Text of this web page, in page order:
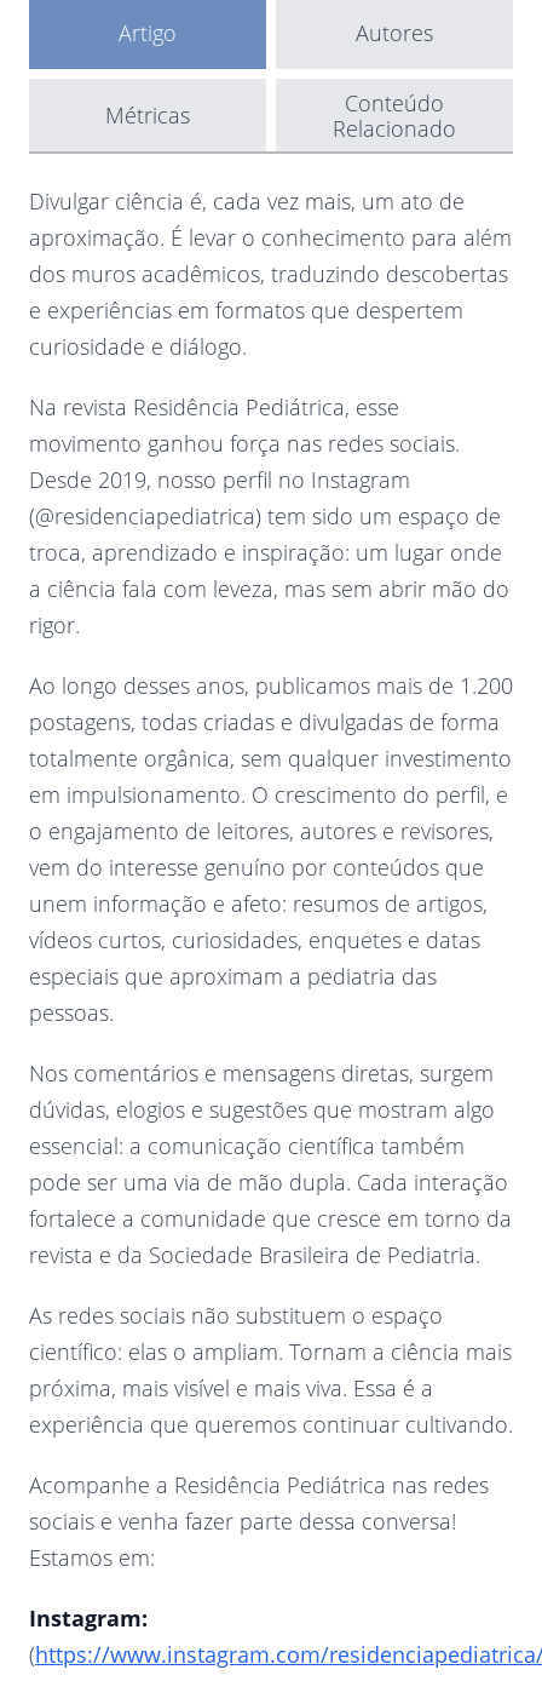
Artigo Autores
Métricas
Conteúdo
Relacionado
Divulgar ciência é, cada vez mais, um ato de
aproximação. É levar o conhecimento para além
dos muros acadêmicos, traduzindo descobertas
e experiências em formatos que despertem
curiosidade e diálogo.
Na revista Residência Pediátrica, esse
movimento ganhou força nas redes sociais.
Desde 2019, nosso perfil no Instagram
(@residenciapediatrica) tem sido um espaço de
troca, aprendizado e inspiração: um lugar onde
a ciência fala com leveza, mas sem abrir mão do
rigor.
Ao longo desses anos, publicamos mais de 1.200
postagens, todas criadas e divulgadas de forma
totalmente orgânica, sem qualquer investimento
em impulsionamento. O crescimento do perfil, e
o engajamento de leitores, autores e revisores,
vem do interesse genuíno por conteúdos que
unem informação e afeto: resumos de artigos,
vídeos curtos, curiosidades, enquetes e datas
especiais que aproximam a pediatria das
pessoas.
Nos comentários e mensagens diretas, surgem
dúvidas, elogios e sugestões que mostram algo
essencial: a comunicação científica também
pode ser uma via de mão dupla. Cada interação
fortalece a comunidade que cresce em torno da
revista e da Sociedade Brasileira de Pediatria.
As redes sociais não substituem o espaço
científico: elas o ampliam. Tornam a ciência mais
próxima, mais visível e mais viva. Essa é a
experiência que queremos continuar cultivando.
Acompanhe a Residência Pediátrica nas redes
sociais e venha fazer parte dessa conversa!
Estamos em:
Instagram:
(https://www.instagram.com/